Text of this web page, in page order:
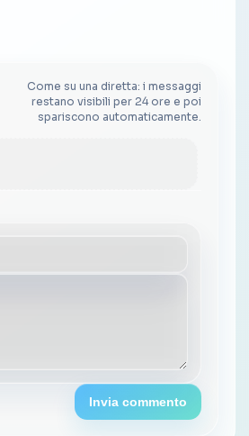
Come su una diretta: i messaggi
restano visibili per 24 ore e poi
spariscono automaticamente.
Invia commento